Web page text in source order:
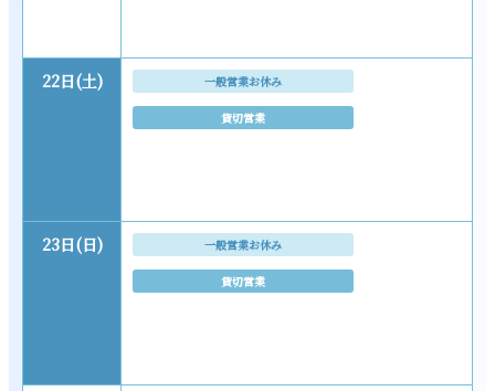
22日(土) 一般営業お休み
貸切営業
23日(日) 一般営業お休み
貸切営業